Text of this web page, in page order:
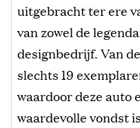
uitgebracht ter ere
van zowel de
designbedrijf. Van
slechts 19
waardoor deze auto
waardevolle vondst